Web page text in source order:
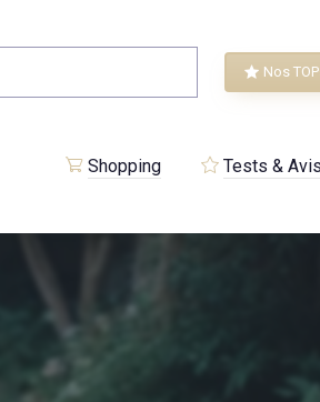
Nos
Shopping Tests &